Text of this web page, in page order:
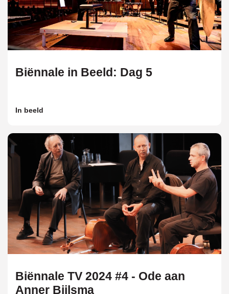
Biënnale in Beeld: Dag 5
In beeld
Biënnale TV 2024 #4 - Ode aan
Anner Bijlsma